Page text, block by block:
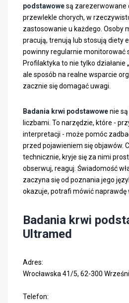
podstawowesą zarezerwowane
przewlekle chorych, w
zastosowanie u każdego. Osoby
pracują, trenują lub stosują diety
powinny regularnie monitorować
Profilaktyka to nie tylko działanie
ale sposób na realne wsparcie
zacznie się domagać uwagi.
Badania krwi podstawowenie
liczbami. To narzędzie, które -
interpretacji - może pomóc
przed pojawieniem się objawów.
technicznie, kryje się za nimi
obserwuj, reaguj. Świadomość
zaczyna się od poznania jego
okazuje, potrafi mówić naprawdę
Badania krwi
Ultramed
Adres:
Wrocławska 41/5, 62-300
Telefon: